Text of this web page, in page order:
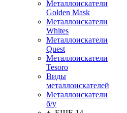
Металлоискатели
Golden Mask
Металлоискатели
Whites
Металлоискатели
Quest
Металлоискатели
Tesoro
Виды
металлоискателей
Металлоискатели
б/у